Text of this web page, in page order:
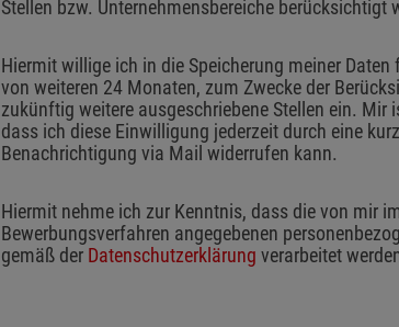
Stellen bzw. Unternehmensbereiche berücksichtigt
Hiermit willige ich in die Speicherung meiner Daten
von weiteren 24 Monaten, zum Zwecke der
zukünftig weitere ausgeschriebene Stellen ein. Mir
dass ich diese Einwilligung jederzeit durch eine
Benachrichtigung via Mail widerrufen kann.
Hiermit nehme ich zur Kenntnis, dass die von mir
Bewerbungsverfahren angegebenen
gemäß der Datenschutzerklärung verarbeitet